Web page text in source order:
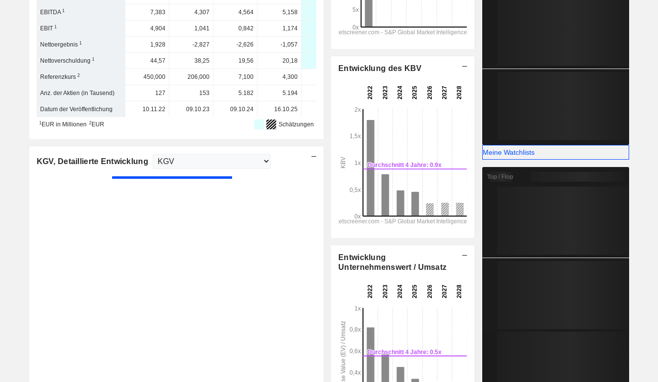
EBITDA1 7,383 4,307 4,564 5,158 5,5
EBIT1 4,904 1,041 0,842 1,174 0,6 1,7
Nettoergebnis1 1,928 -2,827 -2,626 -1,057
Nettoverschuldung1 44,57 38,25 19,56 20,18
Referenzkurs2 450,000 206,000 7,100 4,300
Anz. der Aktien (in Tausend) 127 153 5.182 5.194 - -
Datum der Veröffentlichung 10.11.22 09.10.23 09.10.24 16.10.25
1EUR in Millionen 2EUR Schätzungen
KGV, Detaillierte Entwicklung
Entwicklung des KBV
Entwicklung
Unternehmenswert / Umsatz
Meine Watchlists
Top / Flop